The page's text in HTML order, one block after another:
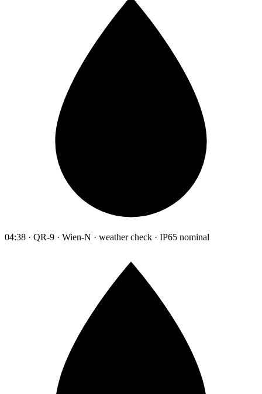
04:38 · QR-9 · Wien-N · weather check · IP65 nominal